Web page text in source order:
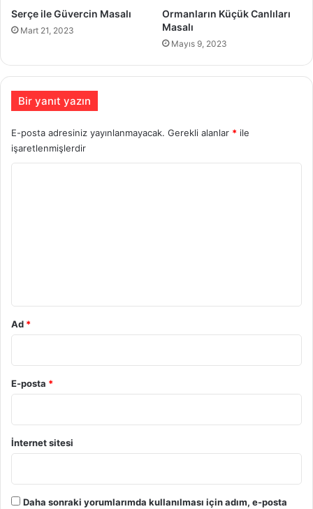
Serçe ile Güvercin Masalı
Mart 21, 2023
Ormanların Küçük Canlıları
Masalı
Mayıs 9, 2023
Bir yanıt yazın
E-posta adresiniz yayınlanmayacak. Gerekli alanlar * ile
işaretlenmişlerdir
Ad *
E-posta *
İnternet sitesi
Daha sonraki yorumlarımda kullanılması için adım, e-posta